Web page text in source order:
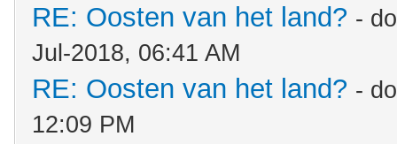
RE: Oosten van het land? -
Jul-2018, 06:41 AM
RE: Oosten van het land? -
12:09 PM